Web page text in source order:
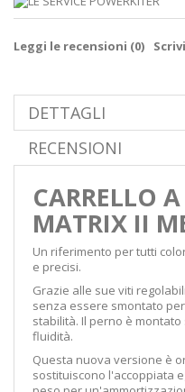
Leggi le recensioni (0)
DETTAGLI
RECENSIONI
CARRELLO
MATRIX II
Un riferimento per tutti
e precisi.
Grazie alle sue viti
senza essere smontato
stabilità. Il perno è
fluidità.
Questa nuova versione è
sostituiscono l'accoppiata